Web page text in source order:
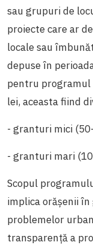
sau grupuri de
proiecte care ar
locale sau
depuse în
pentru programul
lei, aceasta fiind
- granturi mici
- granturi mari
Scopul
implica orășenii
problemelor
transparență a